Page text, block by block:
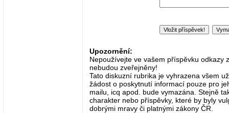
Upozornění:
Nepoužívejte ve vašem příspěvku odkazy
nebudou zveřejněny!
Tato diskuzní rubrika je vyhrazena všem
žádost o poskytnutí informací pouze pro
mailu, icq apod. bude vymazána. Stejně
charakter nebo příspěvky, které by byly
dobrými mravy či platnými zákony ČR.